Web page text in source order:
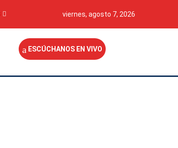
viernes, agosto 7, 2026
ESCÚCHANOS EN VIVO